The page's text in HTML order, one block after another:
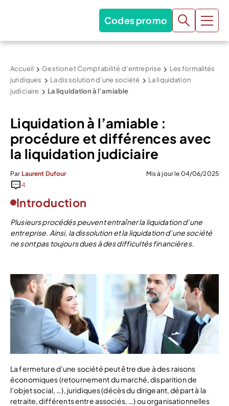
Codes promo
Accueil Gestion et Comptabilité d’entreprise
Les formalités
juridiques
La dissolution d’une société
La liquidation
judiciaire
La liquidation à l’amiable
Liquidation à l’amiable :
procédure et différences avec
la liquidation judiciaire
Par Laurent Dufour
Mis à jour le 04/06/2025
4
Introduction
Plusieurs procédés peuvent entraîner la liquidation d’une
entreprise. Ainsi, la dissolution et la liquidation d’une société
ne sont pas toujours dues à des difficultés financières.
La fermeture d’une société peut être due à des raisons
économiques (retournement du marché, disparition de
l’objet social, …), juridiques (décès du dirigeant, départ à la
retraite, différents entre associés, …) ou organisationnelles